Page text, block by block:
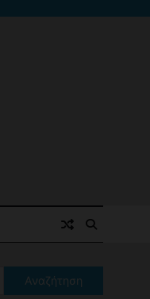
Αναζήτηση